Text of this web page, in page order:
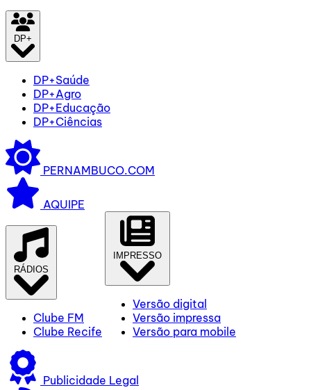
DP+
DP+Saúde
DP+Agro
DP+Educação
DP+Ciências
PERNAMBUCO.COM
AQUIPE
RÁDIOS
Clube FM
Clube Recife
IMPRESSO
Versão digital
Versão impressa
Versão para mobile
Publicidade Legal